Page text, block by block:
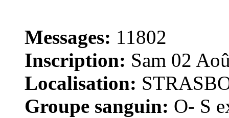
Messages: 11802
Inscription: Sam 02
Localisation:
Groupe sanguin: O- S